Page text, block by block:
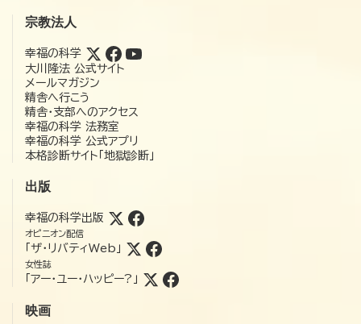
宗教法人
幸福の科学
大川隆法 公式サイト
メールマガジン
精舎へ行こう
精舎・支部へのアクセス
幸福の科学 法務室
幸福の科学 公式アプリ
本格診断サイト「地獄診断」
出版
幸福の科学出版
オピニオン配信
「ザ・リバティWeb」
女性誌
「アー・ユー・ハッピー?」
映画